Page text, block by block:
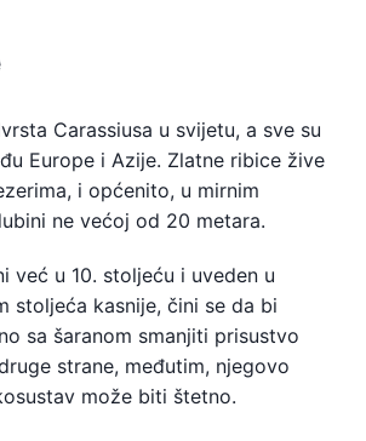
Carassiusa u svijetu, a sve su
Europe i Azije. Zlatne ribice žive
i općenito, u mirnim
ne većoj od 20 metara.
već u 10. stoljeću i uveden u
stoljeća kasnije, čini se da bi
sa šaranom smanjiti prisustvo
strane, međutim, njegovo
može biti štetno.